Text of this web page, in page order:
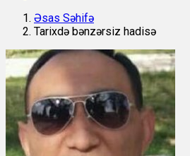
Əsas Səhifə
Tarixdə bənzərsiz hadisə